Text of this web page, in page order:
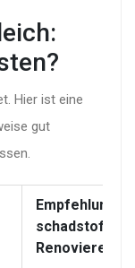
Hier ist eine
gut
Empfehlung
Renovieren